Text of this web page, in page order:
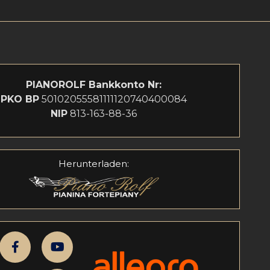
PIANOROLF Bankkonto Nr:
PKO BP50102055581111120740400084
NIP813-163-88-36
Herunterladen: